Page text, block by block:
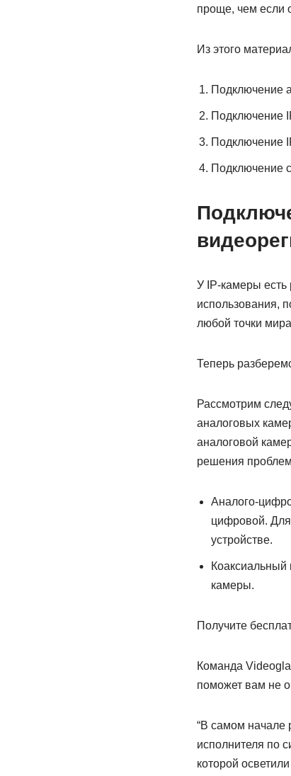
проще, чем если
Из этого
Подключение
Подключение
Подключение
Подключение
У IP-камеры есть
использования,
любой точки
Теперь
Рассмотрим
аналоговых
аналоговой
решения
Аналого-
цифровой. Для
устройстве.
Коаксиальный
камеры.
Получите
Команда
поможет вам не
“В самом начале
исполнителя по
которой